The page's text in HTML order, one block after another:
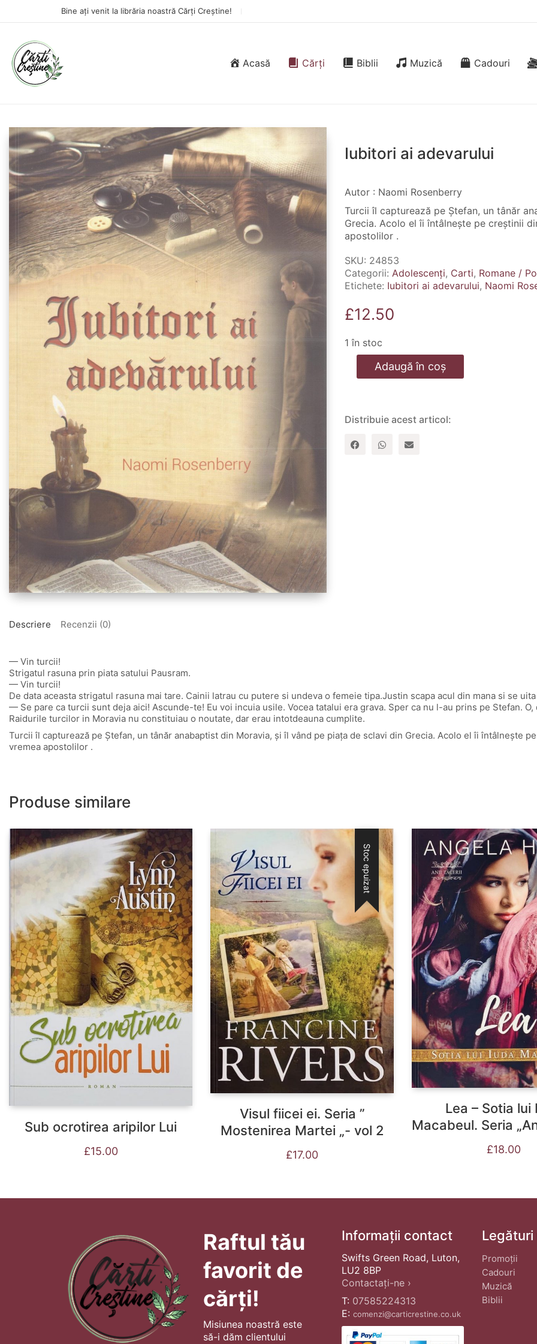
Bine ați venit la librăria noastră Cărți Creștine!
Acasă Cărți Biblii Muzică Cadouri
Iubitori ai adevarului
Autor : Naomi Rosenberry
Turcii îl capturează pe Ștefan, un tânăr
Grecia. Acolo el îi întâlnește pe creștinii
apostolilor .
SKU: 24853
Categorii: Adolescenți, Carti, Romane /
Etichete: Iubitori ai adevarului, Naomi
£12.50
1 în stoc
Cantitate
Adaugă în coș
Distribuie acest articol:
Descriere Recenzii (0)
— Vin turcii!
Strigatul rasuna prin piata satului Pausram.
— Vin turcii!
De data aceasta strigatul rasuna mai tare. Cainii latrau cu putere si undeva o femeie tipa.Justin scapa acul din mana si se
— Se pare ca turcii sunt deja aici! Ascunde-te! Eu voi incuia usile. Vocea tatalui era grava. Sper ca nu l-au prins pe Stefan.
Raidurile turcilor in Moravia nu constituiau o noutate, dar erau intotdeauna cumplite.
Turcii îl capturează pe Ștefan, un tânăr anabaptist din Moravia, și îl vând pe piața de sclavi din Grecia. Acolo el îi întâlnește
vremea apostolilor .
Produse similare
Sub ocrotirea aripilor Lui
£15.00
Stoc epuizat
Visul fiicei ei. Seria ”
Mostenirea Martei „- vol 2
£17.00
Lea – Sotia lui
Macabeul. Seria
£18.00
Raftul tău
favorit de
cărți!
Misiunea noastră este
să-i dăm clientului
Informații contact
Swifts Green Road, Luton,
LU2 8BP
Contactați-ne ›
T: 07585224313
E: comenzi@carticrestine.co.uk
Promoții
Cadouri
Muzică
Biblii